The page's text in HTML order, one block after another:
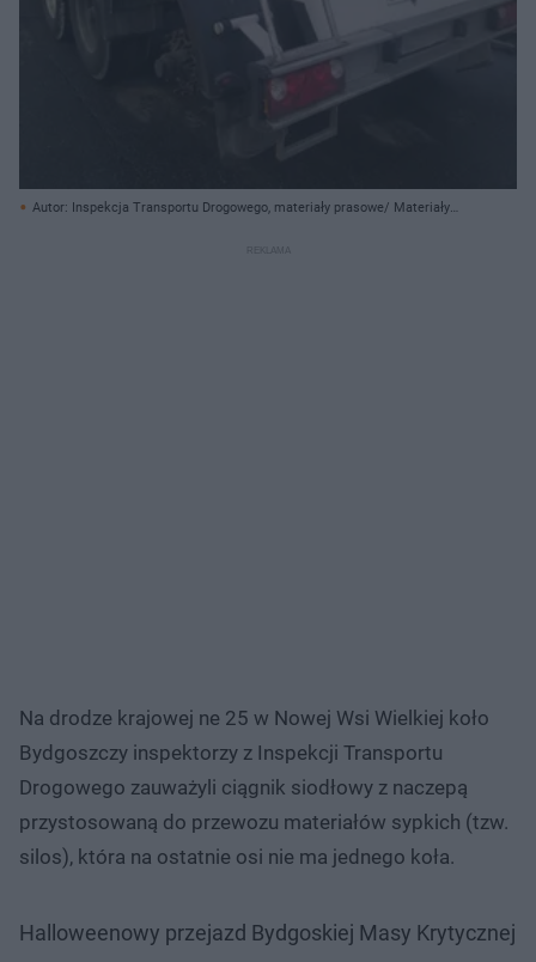
Autor: Inspekcja Transportu Drogowego, materiały prasowe/ Materiały
Na drodze krajowej ne 25 w Nowej Wsi Wielkiej koło
Bydgoszczy inspektorzy z Inspekcji Transportu
Drogowego zauważyli ciągnik siodłowy z naczepą
przystosowaną do przewozu materiałów sypkich (tzw.
silos), która na ostatnie osi nie ma jednego koła.
Halloweenowy przejazd Bydgoskiej Masy Krytycznej